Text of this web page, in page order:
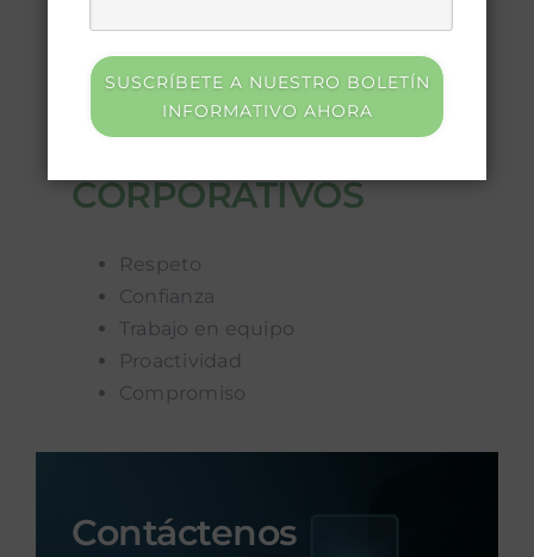
VALORES
CORPORATIVOS
Respeto
Confianza
Trabajo en equipo
Proactividad
Compromiso
Contáctenos
SUSCRÍBETE A NUESTRO BOLETÍN
INFORMATIVO AHORA